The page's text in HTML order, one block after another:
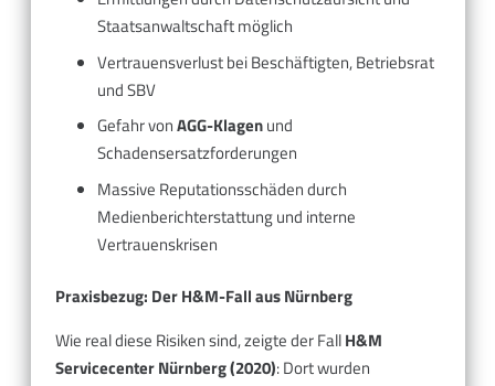
Staatsanwaltschaft möglich
Vertrauensverlust bei Beschäftigten, Betriebsrat
und SBV
Gefahr vonAGG-Klagenund
Schadensersatzforderungen
Massive Reputationsschäden durch
Medienberichterstattung und interne
Vertrauenskrisen
Praxisbezug: Der H&M-Fall aus Nürnberg
Wie real diese Risiken sind, zeigte der FallH&M
Servicecenter Nürnberg (2020): Dort wurden